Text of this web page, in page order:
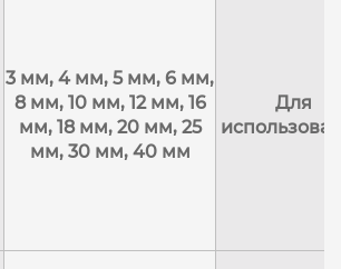
3 мм, 4 мм, 5 мм, 6 мм,
8 мм, 10 мм, 12 мм, 16
мм, 18 мм, 20 мм, 25
мм, 30 мм, 40 мм
Для